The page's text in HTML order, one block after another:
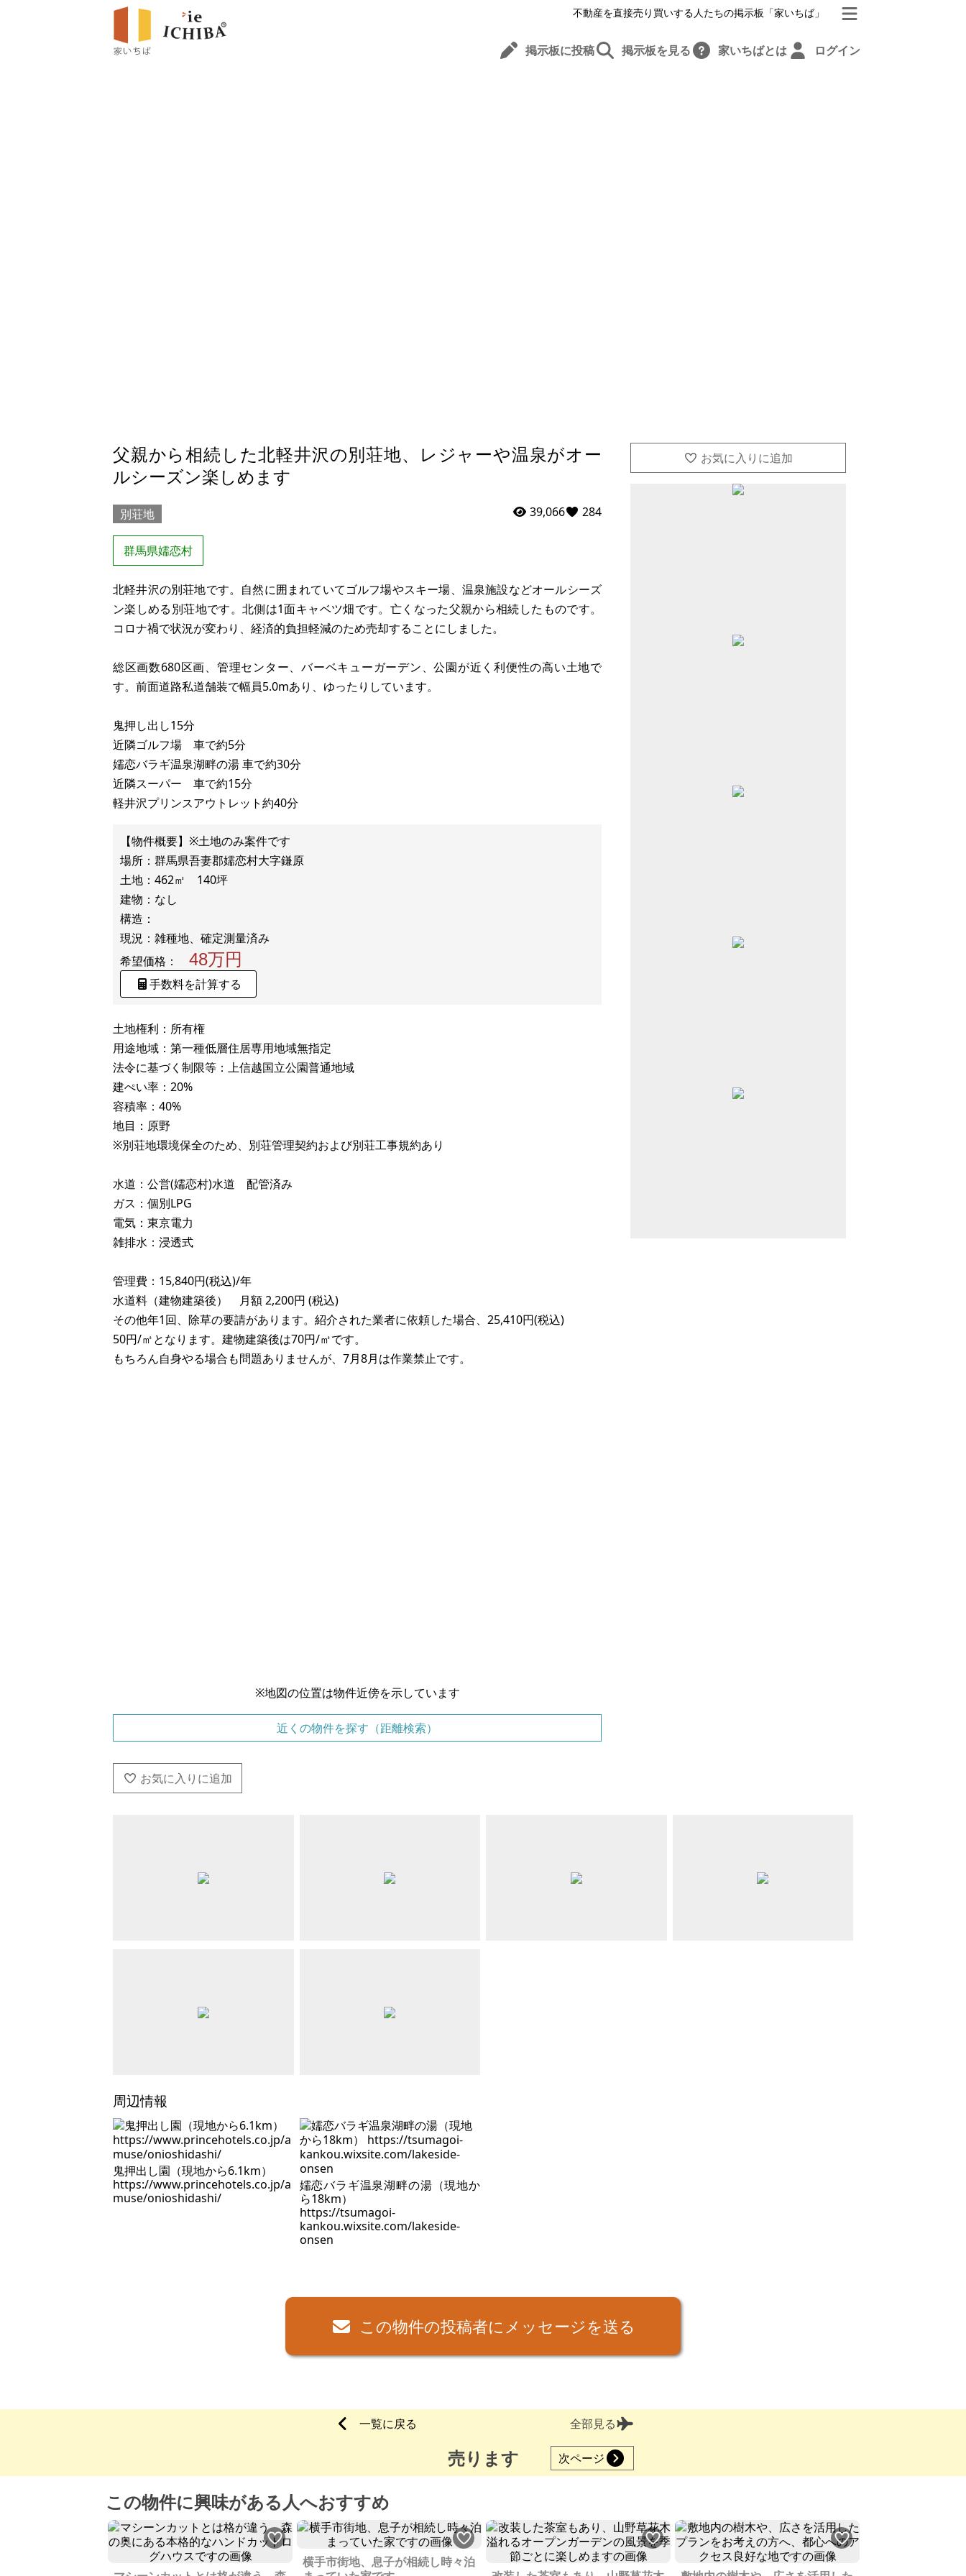
不動産を直接売り買いする人たちの掲示板「家いちば」
掲示板に投稿 掲示板を見る 家いちばとは ログイン
父親から相続した北軽井沢の別荘地、レジャーや温泉がオー
ルシーズン楽しめます
別荘地
群馬県嬬恋村
39,066 284
北軽井沢の別荘地です。自然に囲まれていてゴルフ場やスキー場、温泉施設などオールシーズ
ン楽しめる別荘地です。北側は1面キャベツ畑です。亡くなった父親から相続したものです。
コロナ禍で状況が変わり、経済的負担軽減のため売却することにしました。
総区画数680区画、管理センター、バーベキューガーデン、公園が近く利便性の高い土地で
す。前面道路私道舗装で幅員5.0mあり、ゆったりしています。
鬼押し出し15分
近隣ゴルフ場 車で約5分
嬬恋バラギ温泉湖畔の湯 車で約30分
近隣スーパー 車で約15分
軽井沢プリンスアウトレット約40分
【物件概要】※土地のみ案件です
場所：群馬県吾妻郡嬬恋村大字鎌原
土地：462㎡ 140坪
建物：なし
構造：
希望価格：
48万円
手数料を計算する
土地権利：所有権
用途地域：第一種低層住居専用地域無指定
法令に基づく制限等：上信越国立公園普通地域
建ぺい率：20%
容積率：40%
地目：原野
※別荘地環境保全のため、別荘管理契約および別荘工事規約あり
水道：公営(嬬恋村)水道 配管済み
ガス：個別LPG
電気：東京電力
雑排水：浸透式
管理費：15,840円(税込)/年
水道料（建物建築後） 月額 2,200円 (税込)
その他年1回、除草の要請があります。紹介された業者に依頼した場合、25,410円(税込)
50円/㎡となります。建物建築後は70円/㎡です。
もちろん自身やる場合も問題ありませんが、7月8月は作業禁止です。
※地図の位置は物件近傍を示しています
近くの物件を探す（距離検索）
周辺情報
鬼押出し園（現地から6.1km）
https://www.princehotels.co.jp/a
muse/onioshidashi/
嬬恋バラギ温泉湖畔の湯（現地か
ら18km）
https://tsumagoi-
kankou.wixsite.com/lakeside-
onsen
この物件の投稿者にメッセージを送る
一覧に戻る 全部見る
売ります 次ページ
この物件に興味がある人へおすすめ
横手市街地、息子が相続し時々泊